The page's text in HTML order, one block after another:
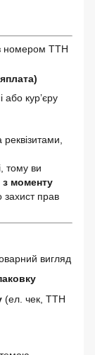
номером ТТН
або кур’єру
тому ви
з моменту
захист прав
вигляд
(ел. чек, ТТН